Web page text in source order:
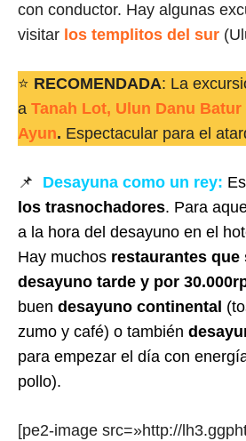
con conductor. Hay algunas
visitar los templitos del sur
⭐ RECOMENDADA: La
a Tanah Lot, Ulun Danu Batur
Ayun. Espectacular para el
📌 Desayuna como un rey:
los trasnochadores. Para
a la hora del desayuno en el
Hay muchos restaurantes que
desayuno tarde y por
buen desayuno continental
zumo y café) o también
para empezar el día con
pollo).
[pe2-image src=»http://